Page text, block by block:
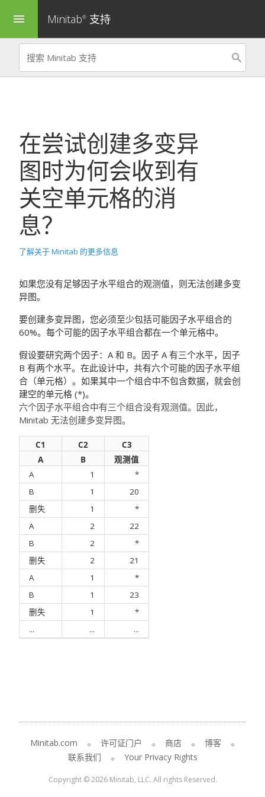
menu Minitab® 支持
在尝试创建多变异
图时为何会收到有
关空单元格的消
息？
了解关于 Minitab 的更多信息
如果您没有足够因子水平组合的观测值，则无法创建多变
异图。
要创建多变异图，您必须至少包括可能因子水平组合的
60%。每个可能的因子水平组合都在一个单元格中。
假设要研究两个因子：A 和 B。因子 A 有三个水平，因子
B 有两个水平。在此设计中，共有六个可能的因子水平组
合（单元格）。如果其中一个组合中不包含数据，就会创
建空的单元格 (*)。
六个因子水平组合中有三个组合没有观测值。因此，
Minitab 无法创建多变异图。
C1 C2
C3
A
B
观测值
A
1
*
B
1
20
删失
1
*
A
2
22
B
2
*
删失
2
21
A
1
*
B
1
23
删失
1
*
...
... ...
Minitab.com 许可证门户 商店
博客
联系我们
Your Privacy Rights
Copyright © 2026 Minitab, LLC. All rights Reserved.